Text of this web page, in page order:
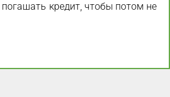
кредит, чтобы потом не